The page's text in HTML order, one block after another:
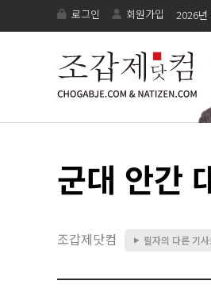
로그인 회원가입 2026년
군대 안간
조갑제닷컴 ▶ 필자의 다른 기사